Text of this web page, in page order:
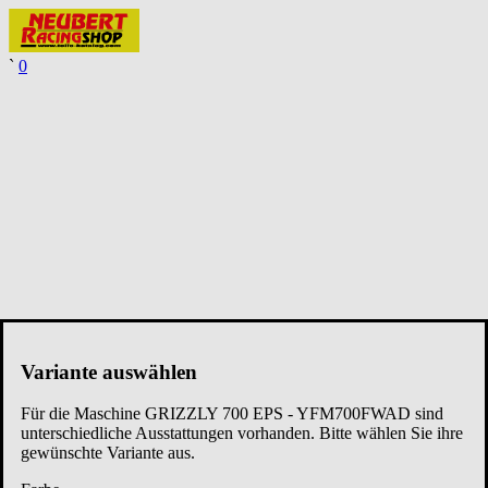
` 0
Variante auswählen
Für die Maschine GRIZZLY 700 EPS - YFM700FWAD sind
unterschiedliche Ausstattungen vorhanden. Bitte wählen Sie ihre
gewünschte Variante aus.